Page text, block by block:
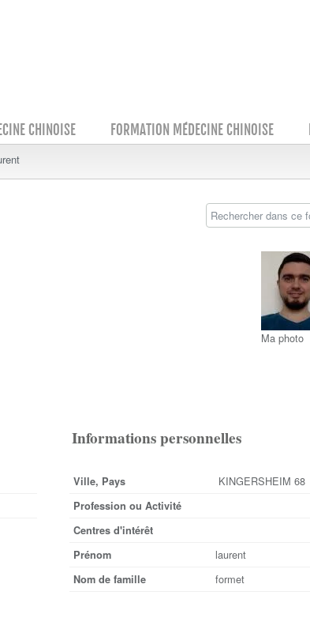
CHINOISE FORMATION MÉDECINE CHINOISE
Ma photo
Informations personnelles
Ville, Pays KINGERSHEIM 68
Profession ou Activité
Centres d'intérêt
Prénom
laurent
Nom de famille formet